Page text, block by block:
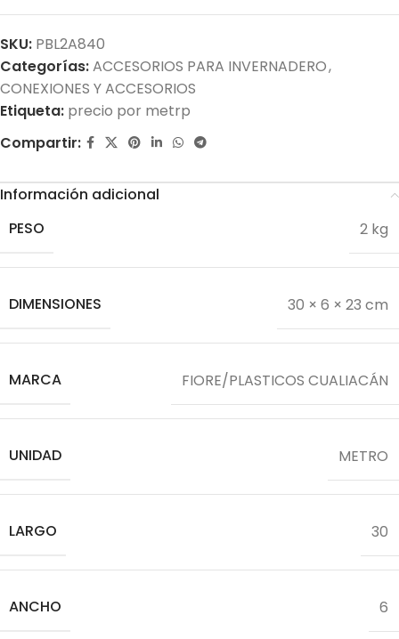
SKU: PBL2A840
Categorías:ACCESORIOS PARA INVERNADERO,
CONEXIONES Y ACCESORIOS
Etiqueta: precio por metrp
Compartir:
Información adicional
PESO
2 kg
DIMENSIONES 30 × 6 × 23 cm
MARCA FIORE/PLASTICOS CUALIACÁN
UNIDAD METRO
LARGO 30
ANCHO 6